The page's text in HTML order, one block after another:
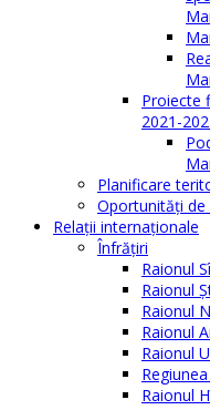
Proiecte
2021-
Planificare
Oportunităţi de
Relaţii internaţionale
Înfrăţiri
Raionul
Raionul
Raionul
Raionul
Raionul
Raionul